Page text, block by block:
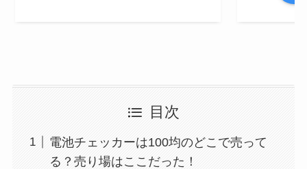
目次
電池チェッカーは100均のどこで売って
る？売り場はここだった！